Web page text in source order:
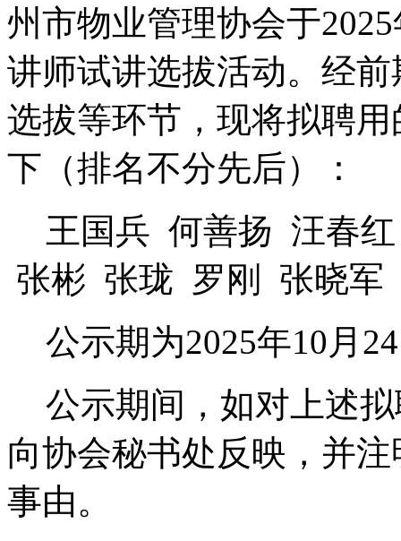
州市物业管理协会于
讲师试讲选拔活动。经
选拔等环节，现将拟聘
下（排名不分先后）：
王国兵 何善扬 汪春红
张彬 张珑 罗刚 张晓军
公示期为2025年10月
公示期间，如对上述
向协会秘书处反映，并
事由。